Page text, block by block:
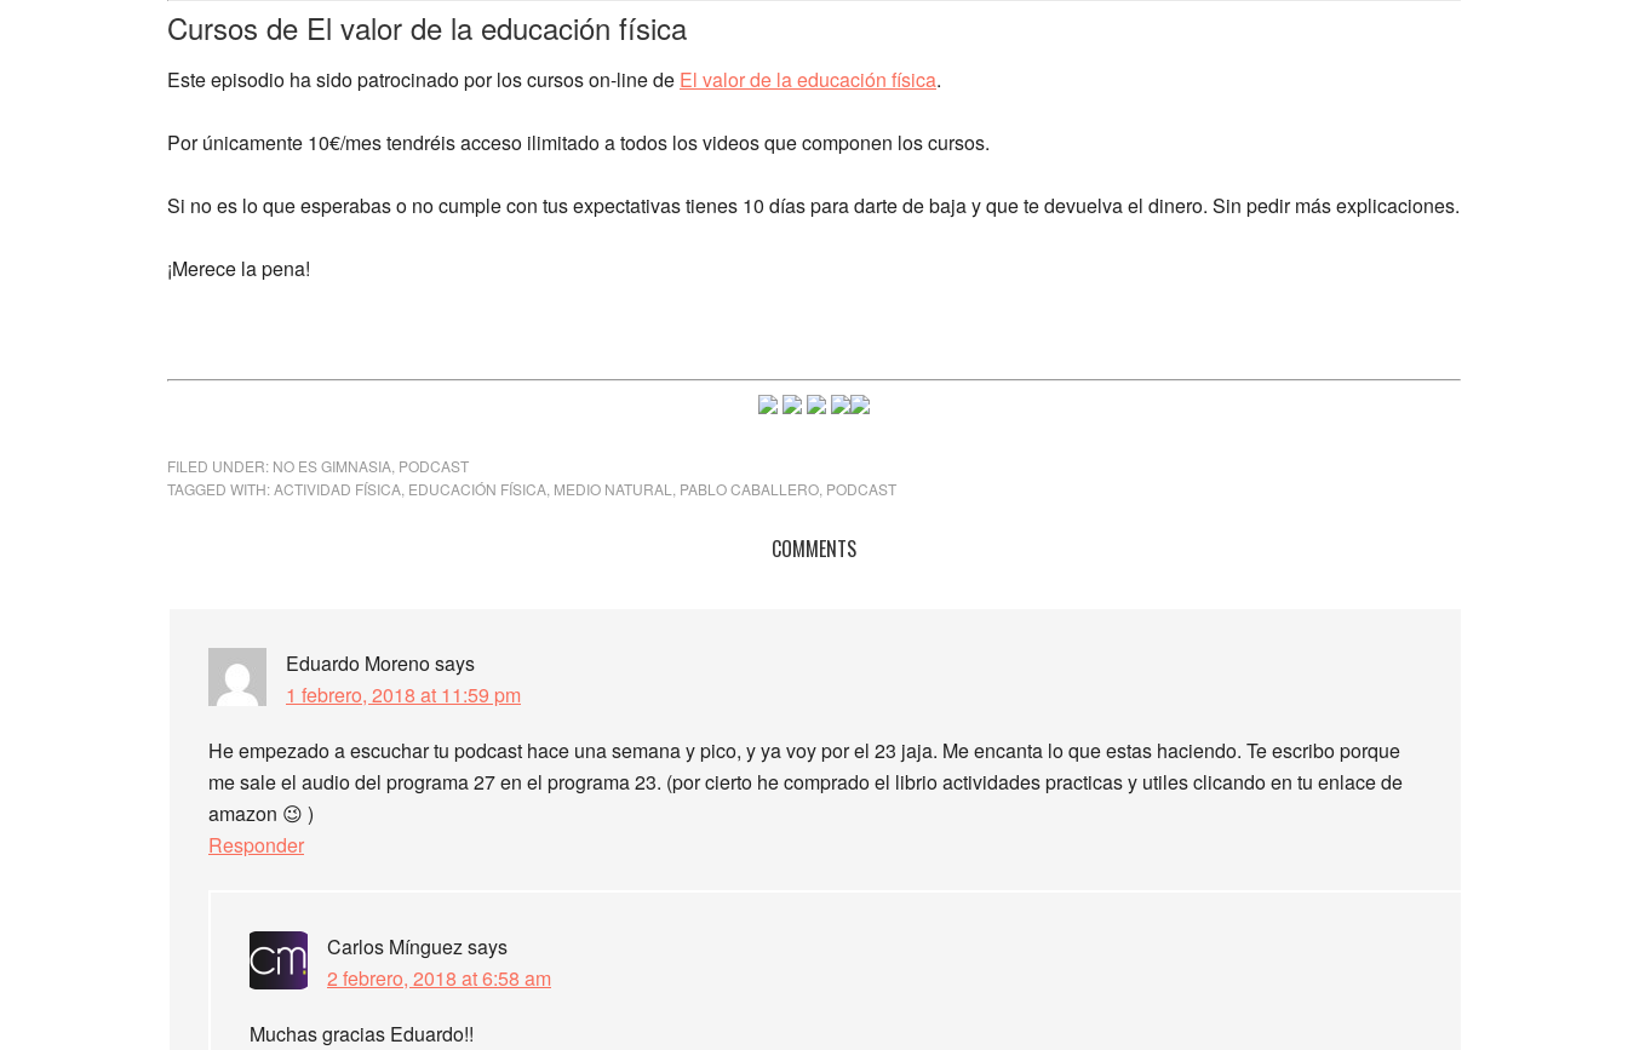
Cursos de El valor de la educación física
Este episodio ha sido patrocinado por los cursos on-line de El valor de la educación física.
Por únicamente 10€/mes tendréis acceso ilimitado a todos los videos que componen los cursos.
Si no es lo que esperabas o no cumple con tus expectativas tienes 10 días para darte de baja y que te devuelva el dinero. Sin pedir más explicaciones.
¡Merece la pena!
FILED UNDER: NO ES GIMNASIA PODCAST
TAGGED WITH:ACTIVIDAD FÍSICA EDUCACIÓN FÍSICA MEDIO NATURAL PABLO CABALLERO PODCAST
COMMENTS
Eduardo Morenosays
1 febrero, 2018 at 11:59 pm
He empezado a escuchar tu podcast hace una semana y pico, y ya voy por el 23 jaja. Me encanta lo que estas haciendo. Te escribo porque
me sale el audio del programa 27 en el programa 23. (por cierto he comprado el librio actividades practicas y utiles clicando en tu enlace de
amazon 😉 )
Responder
Carlos Mínguezsays
2 febrero, 2018 at 6:58 am
Muchas gracias Eduardo!!